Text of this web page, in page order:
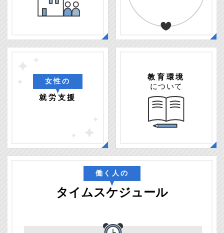
女性の
就労支援
教育環境
について
働く人の
タイムスケジュール